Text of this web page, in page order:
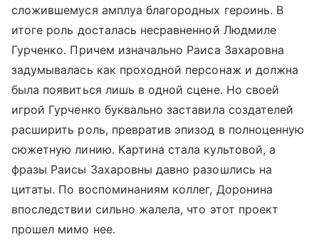
сложившемуся амплуа благородных героинь. В
итоге роль досталась несравненной Людмиле
Гурченко. Причем изначально Раиса Захаровна
задумывалась как проходной персонаж и должна
была появиться лишь в одной сцене. Но своей
игрой Гурченко буквально заставила создателей
расширить роль, превратив эпизод в полноценную
сюжетную линию. Картина стала культовой, а
фразы Раисы Захаровны давно разошлись на
цитаты. По воспоминаниям коллег, Доронина
впоследствии сильно жалела, что этот проект
прошел мимо нее.